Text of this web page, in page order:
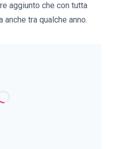
aggiunto che con tutta
tra qualche anno.